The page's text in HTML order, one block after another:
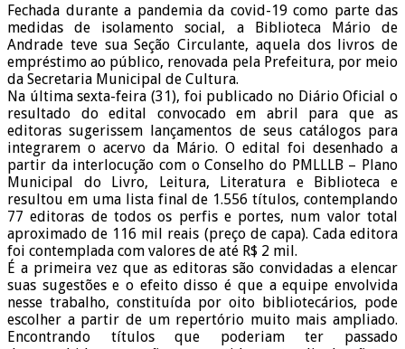
Fechada durante a pandemia da covid-19 como parte das
medidas de isolamento social, a Biblioteca Mário de
Andrade teve sua Seção Circulante, aquela dos livros de
empréstimo ao público, renovada pela Prefeitura, por meio
da Secretaria Municipal de Cultura.
Na última sexta-feira (31), foi publicado no Diário Oficial o
resultado do edital convocado em abril para que as
editoras sugerissem lançamentos de seus catálogos para
integrarem o acervo da Mário. O edital foi desenhado a
partir da interlocução com o Conselho do PMLLLB – Plano
Municipal do Livro, Leitura, Literatura e Biblioteca e
resultou em uma lista final de 1.556 títulos, contemplando
77 editoras de todos os perfis e portes, num valor total
aproximado de 116 mil reais (preço de capa). Cada editora
foi contemplada com valores de até R$ 2 mil.
É a primeira vez que as editoras são convidadas a elencar
suas sugestões e o efeito disso é que a equipe envolvida
nesse trabalho, constituída por oito bibliotecários, pode
escolher a partir de um repertório muito mais ampliado.
Encontrando títulos que poderiam ter passado